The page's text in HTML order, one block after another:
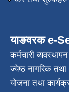
याङवरक e-
कर्मचारी
ज्येष्ठ नागरिक
योजना तथा